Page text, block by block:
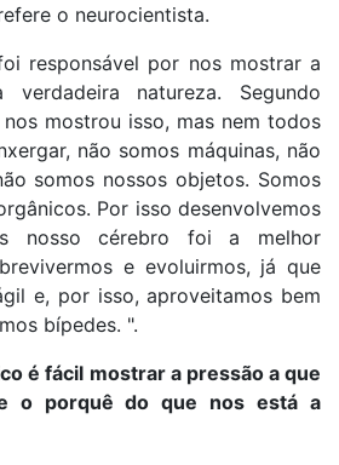
o neurocientista.
responsável por nos mostrar a
verdadeira natureza. Segundo
mostrou isso, mas nem todos
não somos máquinas, não
somos nossos objetos. Somos
Por isso desenvolvemos
nosso cérebro foi a melhor
e evoluirmos, já que
e, por isso, aproveitamos bem
bípedes. ".
é fácil mostrar a pressão a que
o porquê do que nos está a